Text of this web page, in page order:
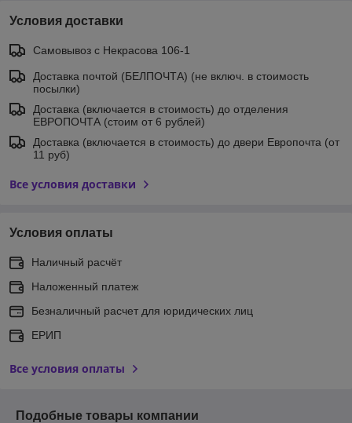
Условия доставки
Самовывоз c Некрасова 106-1
Доставка почтой (БЕЛПОЧТА) (не включ. в стоимость
посылки)
Доставка (включается в стоимость) до отделения
ЕВРОПОЧТА (стоим от 6 рублей)
Доставка (включается в стоимость) до двери Европочта (от
11 руб)
Все условия доставки
Условия оплаты
Наличный расчёт
Наложенный платеж
Безналичный расчет для юридических лиц
ЕРИП
Все условия оплаты
Подобные товары компании